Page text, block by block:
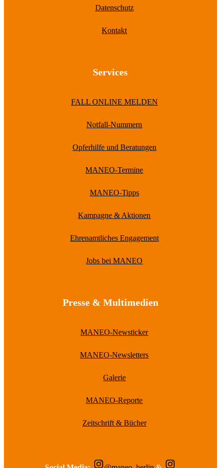
Datenschutz
Kontakt
Services
FALL ONLINE MELDEN
Notfall-Nummern
Opferhilfe und Beratungen
MANEO-Termine
MANEO-Tipps
Kampagne & Aktionen
Ehrenamtliches Engagement
Jobs bei MANEO
Presse & Multimedien
MANEO-Newsticker
MANEO-Newsletters
Galerie
MANEO-Reporte
Zeitschrift & Bücher